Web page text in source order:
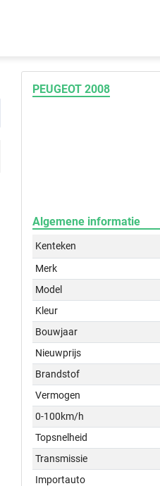
PEUGEOT 2008
Algemene informatie
Kenteken
Merk
Model
Kleur
Bouwjaar
Nieuwprijs
Brandstof
Vermogen
0-100km/h
Topsnelheid
Transmissie
Importauto